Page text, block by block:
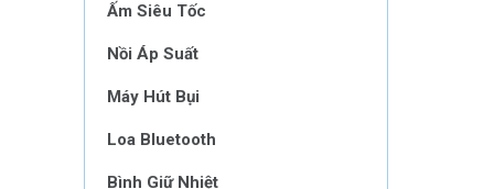
Ấm Siêu Tốc
Nồi Áp Suất
Máy Hút Bụi
Loa Bluetooth
Bình Giữ Nhiệt